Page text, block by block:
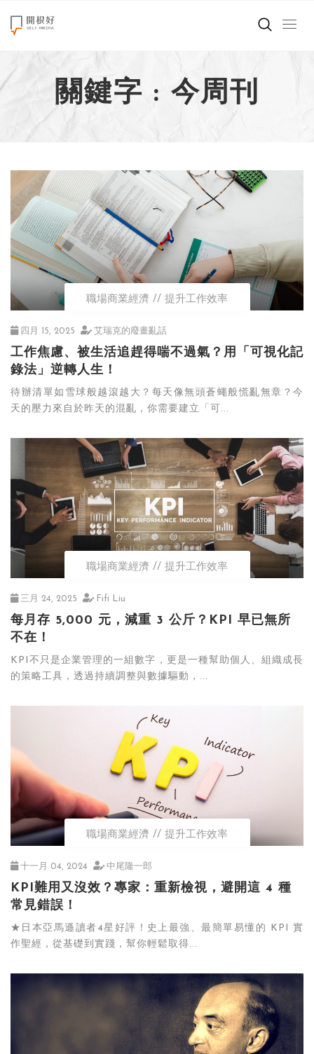
來點正能量
世界在想什麼
創造美好生活
職場商業經濟
影片專區
關於我們
關鍵字 : 今周刊
職場商業經濟 提升工作效率
四月 15, 2025 艾瑞克的廢畫亂話
工作焦慮、被生活追趕得喘不過氣？用「可視化記
錄法」逆轉人生！
待辦清單如雪球般越滾越大？每天像無頭蒼蠅般慌亂無章？今
天的壓力來自於昨天的混亂，你需要建立「可...
職場商業經濟 提升工作效率
三月 24, 2025 Fifi Liu
每月存 5,000 元，減重 3 公斤？KPI 早已無所
不在！
KPI不只是企業管理的一組數字，更是一種幫助個人、組織成長
的策略工具，透過持續調整與數據驅動，...
職場商業經濟 提升工作效率
十一月 04, 2024 中尾隆一郎
KPI難用又沒效？專家：重新檢視，避開這 4 種
常見錯誤！
★日本亞馬遜讀者4星好評！史上最強、最簡單易懂的 KPI 實
作聖經，從基礎到實踐，幫你輕鬆取得...